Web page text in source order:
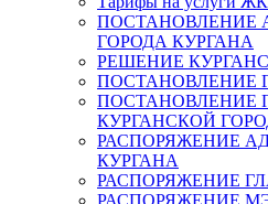
ПОСТАНОВЛЕНИЕ
ГОРОДА КУРГАНА
РЕШЕНИЕ
ПОСТАНОВЛЕНИЕ
ПОСТАНОВЛЕНИЕ
КУРГАНСКОЙ
РАСПОРЯЖЕНИЕ
КУРГАНА
РАСПОРЯЖЕНИЕ
РАСПОРЯЖЕНИЕ